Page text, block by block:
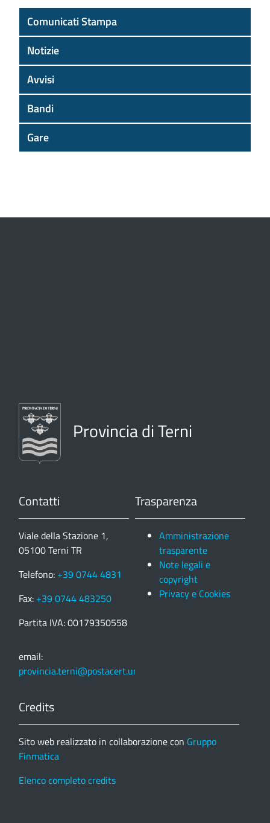
Comunicati Stampa
Notizie
Avvisi
Bandi
Gare
Provincia di Terni
Contatti
Viale della Stazione 1,
05100 Terni TR
Telefono: +39 0744 4831
Fax: +39 0744 483250
Partita IVA: 00179350558
email:
provincia.terni@postacert.umbria.it
Trasparenza
Amministrazione
trasparente
Note legali e
copyright
Privacy e Cookies
Credits
Sito web realizzato in collaborazione con Gruppo
Finmatica
Elenco completo credits